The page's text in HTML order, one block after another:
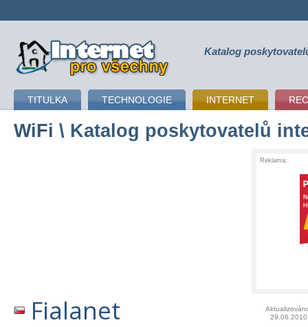
připojení k internetu Katalog
TITULKA TECHNOLOGIE INTERNET
WiFi \ Katalog poskytovatelů
Reklama:
Fialanet
29.06.2010